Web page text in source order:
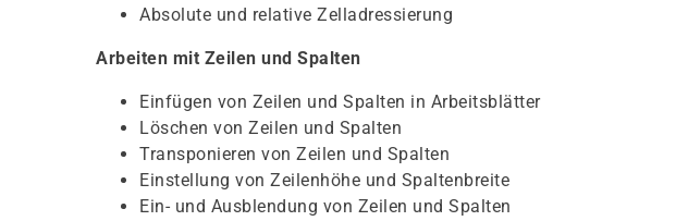
Absolute und relative Zelladressierung
Arbeiten mit Zeilen und Spalten
Einfügen von Zeilen und Spalten in Arbeitsblätter
Löschen von Zeilen und Spalten
Transponieren von Zeilen und Spalten
Einstellung von Zeilenhöhe und Spaltenbreite
Ein- und Ausblendung von Zeilen und Spalten